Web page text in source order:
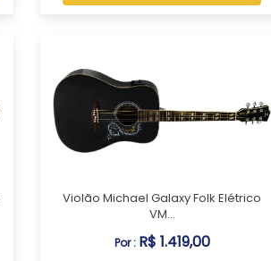
Violão Michael Galaxy Folk Elétrico
VM...
Por : R$ 1.419,00